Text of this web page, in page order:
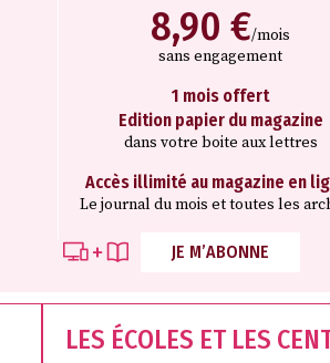
8,90 €/mois
sans engagement
1 mois offert
Edition papier du magazine
dans votre boite aux lettres
Accès illimité au magazine en
Le journal du mois et toutes les
JE M’ABONNE
LES ÉCOLES ET LES